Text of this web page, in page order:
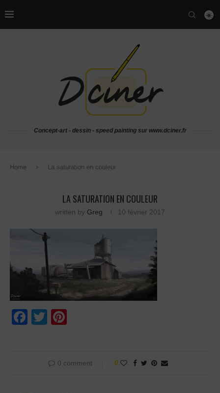
Concept-art - dessin - speed painting sur www.dciner.fr
Home La saturation en couleur
LA SATURATION EN COULEUR
written by Greg 10 février 2017
Facebook
Twitter
0 comment 0